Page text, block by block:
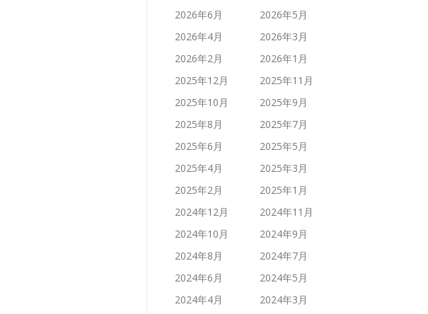
2026年6月
2026年5月
2026年4月
2026年3月
2026年2月
2026年1月
2025年12月
2025年11月
2025年10月
2025年9月
2025年8月
2025年7月
2025年6月
2025年5月
2025年4月
2025年3月
2025年2月
2025年1月
2024年12月
2024年11月
2024年10月
2024年9月
2024年8月
2024年7月
2024年6月
2024年5月
2024年4月
2024年3月